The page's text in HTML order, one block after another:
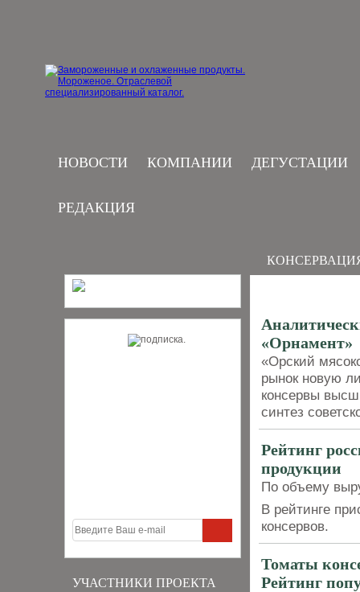
НОВОСТИ КОМПАНИИ ДЕГУСТАЦИИ
РЕДАКЦИЯ
УЧАСТНИКИ ПРОЕКТА
«Орнамент»
«Орский
рынок новую
консервы
синтез
Рейтинг
продукции
По объему
В рейтинге
консервов.
Томаты
Рейтинг